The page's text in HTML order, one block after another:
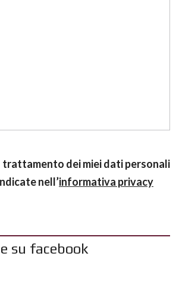
trattamento dei miei dati personali
nell’informativa privacy
su facebook